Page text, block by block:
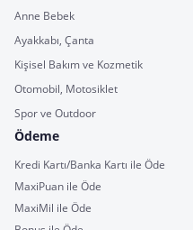
Anne Bebek
Ayakkabı, Çanta
Kişisel Bakım ve Kozmetik
Otomobil, Motosiklet
Spor ve Outdoor
Ödeme
Kredi Kartı/Banka Kartı ile Öde
MaxiPuan ile Öde
MaxiMil ile Öde